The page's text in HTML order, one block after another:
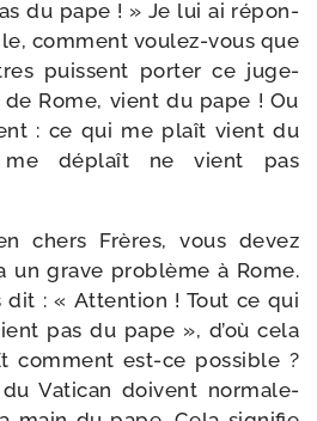
du pape ! » Je lui ai répon­
com­ment voulez-​vous que
puissent por­ter ce juge­
Rome, vient du pape ! Ou
: ce qui me plaît vient du
déplaît ne vient pas
chers Frères, vous devez
un grave pro­blème à Rome.
dit : « Attention ! Tout ce qui
pas du pape », d’où cela
com­ment est-​ce pos­sible ?
du Vatican doivent nor­ma­le­